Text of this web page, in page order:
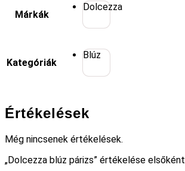
Márkák
Dolcezza
Kategóriák
Blúz
Értékelések
Még nincsenek értékelések.
„Dolcezza blúz párizs” értékelése elsőként